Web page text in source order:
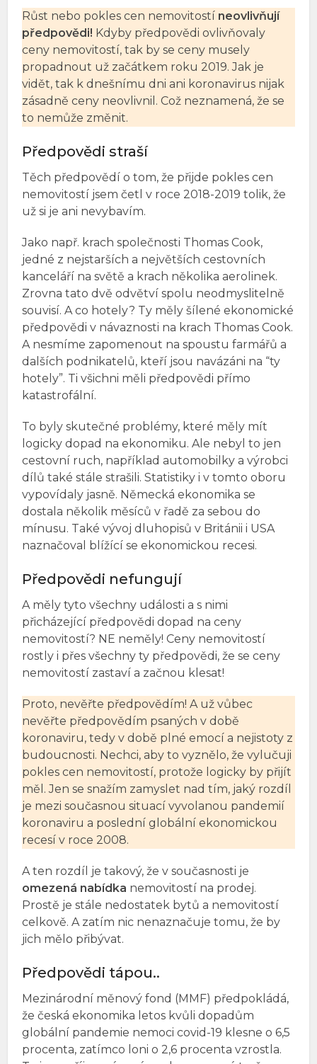
Růst nebo pokles cen nemovitostí neovlivňují
předpovědi! Kdyby předpovědi ovlivňovaly
ceny nemovitostí, tak by se ceny musely
propadnout už začátkem roku 2019. Jak je
vidět, tak k dnešnímu dni ani koronavirus nijak
zásadně ceny neovlivnil. Což neznamená, že se
to nemůže změnit.
Předpovědi straší
Těch předpovědí o tom, že přijde pokles cen
nemovitostí jsem četl v roce 2018-2019 tolik, že
už si je ani nevybavím.
Jako např. krach společnosti Thomas Cook,
jedné z nejstarších a největších cestovních
kanceláří na světě a krach několika aerolinek.
Zrovna tato dvě odvětví spolu neodmyslitelně
souvisí. A co hotely? Ty měly šílené ekonomické
předpovědi v návaznosti na krach Thomas Cook.
A nesmíme zapomenout na spoustu farmářů a
dalších podnikatelů, kteří jsou navázáni na “ty
hotely”. Ti všichni měli předpovědi přímo
katastrofální.
To byly skutečné problémy, které měly mít
logicky dopad na ekonomiku. Ale nebyl to jen
cestovní ruch, například automobilky a výrobci
dílů také stále strašili. Statistiky i v tomto oboru
vypovídaly jasně. Německá ekonomika se
dostala několik měsíců v řadě za sebou do
mínusu. Také vývoj dluhopisů v Británii i USA
naznačoval blížící se ekonomickou recesi.
Předpovědi nefungují
A měly tyto všechny události a s nimi
přicházející předpovědi dopad na ceny
nemovitostí? NE neměly! Ceny nemovitostí
rostly i přes všechny ty předpovědi, že se ceny
nemovitostí zastaví a začnou klesat!
Proto, nevěřte předpovědím! A už vůbec
nevěřte předpovědím psaných v době
koronaviru, tedy v době plné emocí a nejistoty z
budoucnosti. Nechci, aby to vyznělo, že vylučuji
pokles cen nemovitostí, protože logicky by přijít
měl. Jen se snažím zamyslet nad tím, jaký rozdíl
je mezi současnou situací vyvolanou pandemií
koronaviru a poslední globální ekonomickou
recesí v roce 2008.
A ten rozdíl je takový, že v současnosti je
omezená nabídka nemovitostí na prodej.
Prostě je stále nedostatek bytů a nemovitostí
celkově. A zatím nic nenaznačuje tomu, že by
jich mělo přibývat.
Předpovědi tápou..
Mezinárodní měnový fond (MMF) předpokládá,
že česká ekonomika letos kvůli dopadům
globální pandemie nemoci covid-19 klesne o 6,5
procenta, zatímco loni o 2,6 procenta vzrostla.